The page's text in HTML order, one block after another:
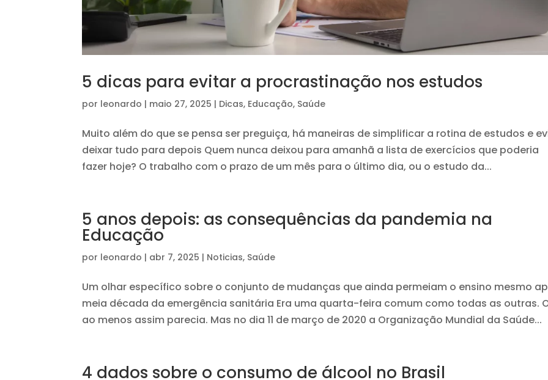
5 dicas para evitar a procrastinação nos estudos
por leonardo | maio 27, 2025 | Dicas, Educação, Saúde
Muito além do que se pensa ser preguiça, há maneiras de simplificar a rotina de estudos e
deixar tudo para depois Quem nunca deixou para amanhã a lista de exercícios que poderia
fazer hoje? O trabalho com o prazo de um mês para o último dia, ou o estudo da...
5 anos depois: as consequências da pandemia na
Educação
por leonardo | abr 7, 2025 | Noticias, Saúde
Um olhar específico sobre o conjunto de mudanças que ainda permeiam o ensino mesmo
meia década da emergência sanitária Era uma quarta-feira comum como todas as outras.
ao menos assim parecia. Mas no dia 11 de março de 2020 a Organização Mundial da Saúde...
4 dados sobre o consumo de álcool no Brasil